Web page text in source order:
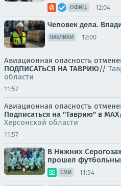
ОФИЦ. 12:04
Человек дела.
ПАБЛИКИ 12:00
Авиационная опасность
ПОДПИСАТЬСЯ НА ТАВРИЮ//
области
11:57
Авиационная опасность
Подписаться на "Таврию" в MAX
Херсонской области
11:57
В Нижних
прошел
СМИ 11:54